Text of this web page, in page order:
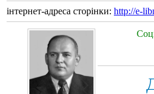
інтернет-адреса сторінки: http://e-